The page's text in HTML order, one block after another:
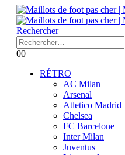
Rechercher
00
RÉTRO
AC Milan
Arsenal
Atletico Madrid
Chelsea
FC Barcelone
Inter Milan
Juventus